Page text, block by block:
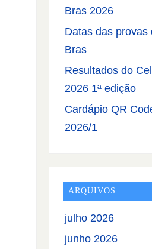
Bras 2026
Datas das provas
Bras
Resultados do
2026 1ª edição
Cardápio QR
2026/1
ARQUIVOS
julho 2026
junho 2026